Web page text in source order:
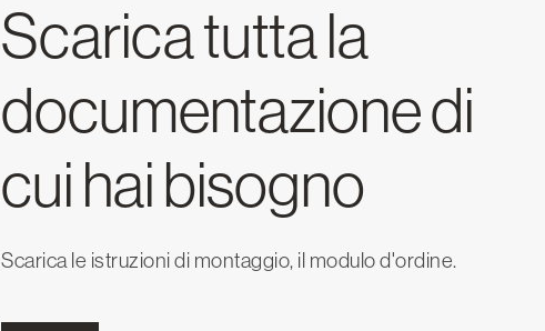
Scarica tutta la
documentazione di
cui hai bisogno
Scarica le istruzioni di montaggio, il modulo d'ordine.